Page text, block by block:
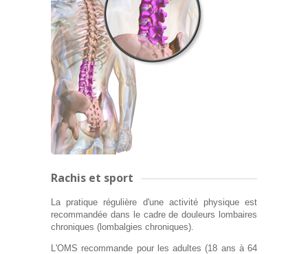
Rachis et sport
La pratique régulière d'une activité physique est
recommandée dans le cadre de douleurs lombaires
chroniques (lombalgies chroniques).
L'OMS recommande pour les adultes (18 ans à 64